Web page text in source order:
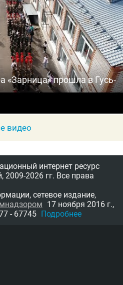
«Зарница» прошла в Гусь-
видео
интернет ресурс
2009-2026 гг. Все права
сетевое издание,
17 ноября 2016 г.,
- 67745 Подробнее